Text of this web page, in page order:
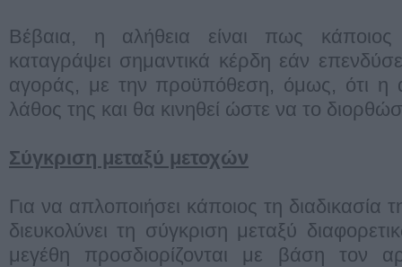
Βέβαια, η αλήθεια είναι πως
καταγράψει σημαντικά κέρδη εάν
αγοράς, με την προϋπόθεση, όμως, ότι η
λάθος της και θα κινηθεί ώστε να το
Σύγκριση μεταξύ μετοχών
Για να απλοποιήσει κάποιος τη διαδικασία
διευκολύνει τη σύγκριση μεταξύ
μεγέθη προσδιορίζονται με βάση τον